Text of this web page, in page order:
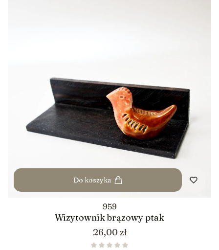
Do koszyka
959
Wizytownik brązowy ptak
Cena
26,00 zł